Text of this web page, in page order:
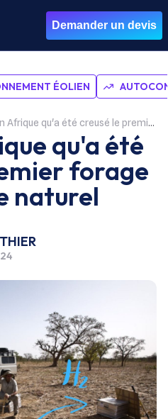
Demander un devis
ÉOLIEN
qu'a été creusé le premier forage d'hydrogène naturel
qu'a été
forage
naturel